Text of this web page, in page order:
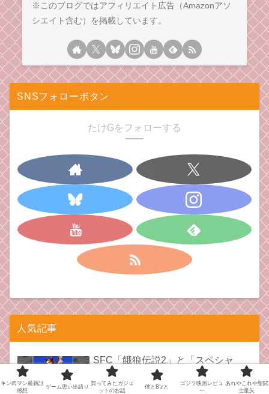
※このブログではアフィリエイト広告（Amazonアソ
シエイト含む）を掲載しています。
SNSフォローボタン
たけGをフォローする
人気記事
SFC「餓狼伝説2」と「スペシャ
ル」の思い出と呪い
キン肉マン最新話
感想
ゲーム思い出語り
買ってみたガジェ
ットのお話
僕とB’zと
ゴジラ映画レビュ
ー
あれやこれや聖闘
士星矢